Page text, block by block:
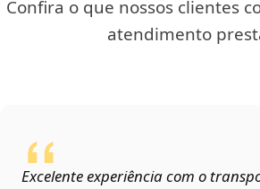
Confira o que nossos clientes
atendimento
Excelente experiência com o